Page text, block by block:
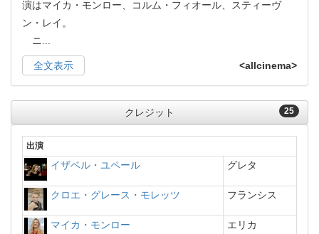
演はマイカ・モンロー、コルム・フィオール、スティーヴ
ン・レイ。
ニ
全文表示 <allcinema>
25
クレジット
出演
イザベル・ユペール グレタ
クロエ・グレース・モレッツ フランシス
マイカ・モンロー エリカ